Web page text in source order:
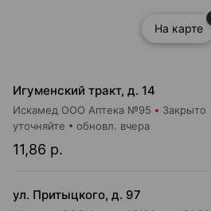
На карте
Игуменский тракт, д. 14
Искамед ООО Аптека №95 Закрыто
11,86 р.
уточняйте обновл. вчера
ул. Притыцкого, д. 97